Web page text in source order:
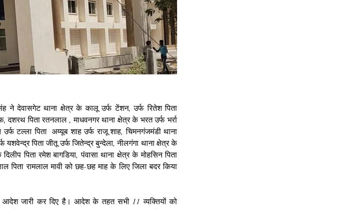
ने देवासगेट थाना क्षेत्र के कालू उर्फ टेंशन, उर्फ रितेश पिता
दशरथ पिता रतनलाल , माधवनगर थाना क्षेत्र के भरत उर्फ भर्रा
टल्‍ला पिता  अय्यूब शाह उर्फ राजू शाह, चिमनगंजमंडी थाना
पिता जीतू उर्फ जितेन्‍द्र बुन्‍देला, नीलगंगा थाना क्षेत्र के
पिता रमेश बागडिया, पंवासा थाना क्षेत्र के मोहसिन पिता
पिता रामलाल मावी को छह-छह माह के लिए जिला बदर किया